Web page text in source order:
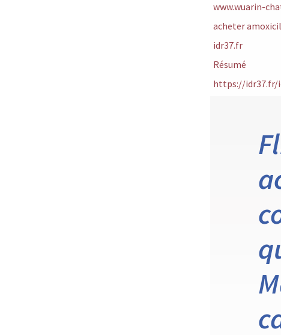
www.wuarin-
acheter
idr37.fr
Résumé
https://idr37.fr/